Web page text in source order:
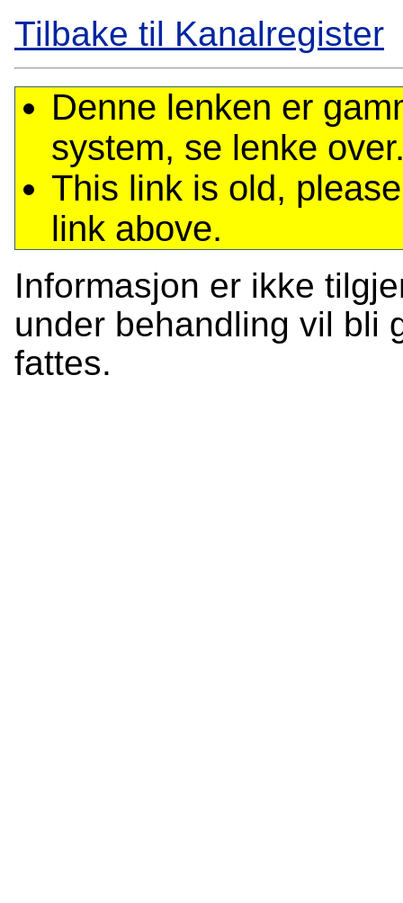
Tilbake til Kanalregister
Denne lenken er
system, se lenke
This link is old,
link above.
Informasjon er ikke
under behandling vil bli
fattes.